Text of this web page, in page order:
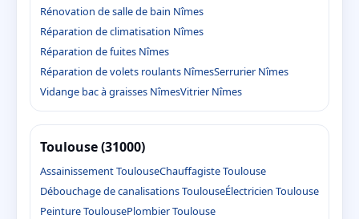
Rénovation de salle de bain Nîmes
Réparation de climatisation Nîmes
Réparation de fuites Nîmes
Réparation de volets roulants NîmesSerrurier Nîmes
Vidange bac à graisses NîmesVitrier Nîmes
Toulouse (31000)
Assainissement ToulouseChauffagiste Toulouse
Débouchage de canalisations ToulouseÉlectricien Toulouse
Peinture ToulousePlombier Toulouse